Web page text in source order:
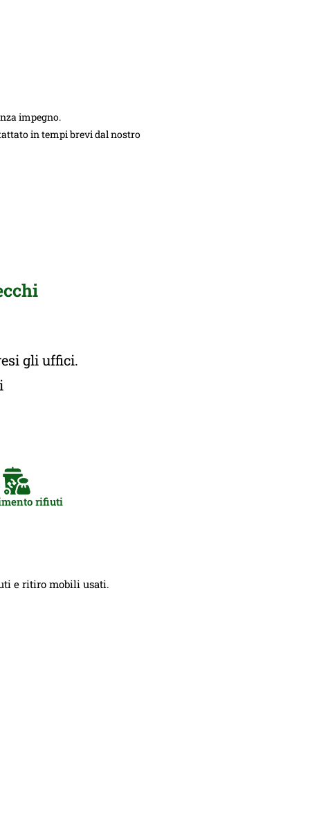
impegno.
in tempi brevi dal nostro
gli uffici.
rifiuti
e ritiro mobili usati.